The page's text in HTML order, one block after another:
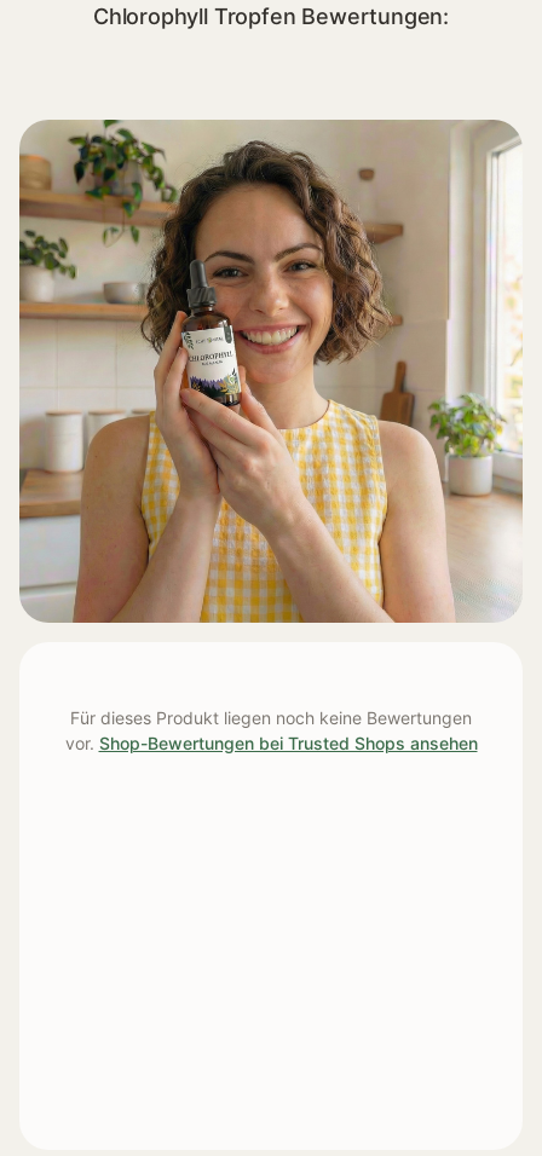
Chlorophyll Tropfen Bewertungen:
Für dieses Produkt liegen noch keine Bewertungen
vor. Shop-Bewertungen bei Trusted Shops ansehen